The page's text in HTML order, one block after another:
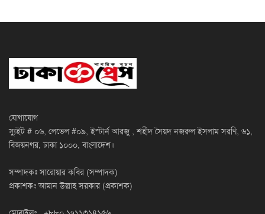
যোগাযোগ
স্যুইট # ০৬, লেভেল #০৯, ইস্টার্ন আরজু , শহীদ সৈয়দ নজরুল ইসলাম সরণি, ৬১,
বিজয়নগর, ঢাকা ১০০০, বাংলাদেশ।
সম্পাদকঃ সারোয়ার কবির (সম্পাদক)
প্রকাশকঃ আমান উল্লাহ সরকার (প্রকাশক)